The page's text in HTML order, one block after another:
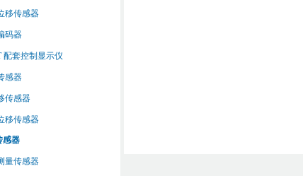
移传感器
码器
配套控制显示仪
感器
传感器
移传感器
感器
量传感器